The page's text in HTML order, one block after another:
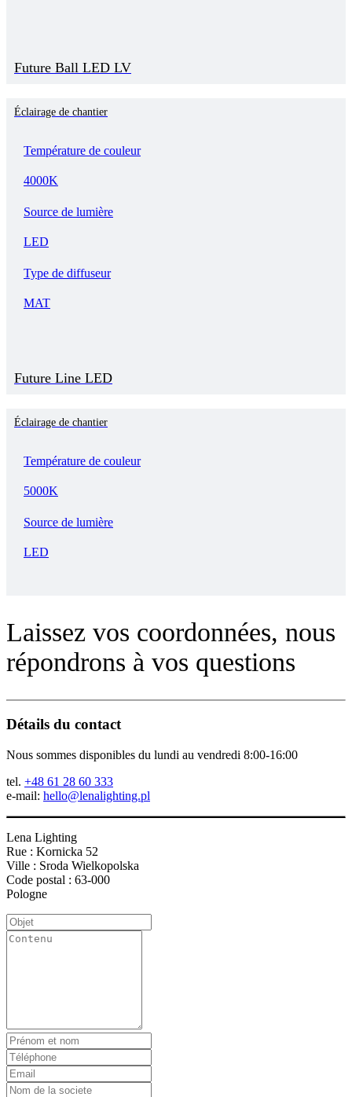
Future Ball LED LV
Éclairage de chantier
Température de couleur
4000K
Source de lumière
LED
Type de diffuseur
MAT
Future Line LED
Éclairage de chantier
Température de couleur
5000K
Source de lumière
LED
Laissez vos coordonnées, nous
répondrons à vos questions
Détails du contact
Nous sommes disponibles du lundi au vendredi 8:00-16:00
tel. +48 61 28 60 333
e-mail: hello@lenalighting.pl
Lena Lighting
Rue : Kornicka 52
Ville : Sroda Wielkopolska
Code postal : 63-000
Pologne